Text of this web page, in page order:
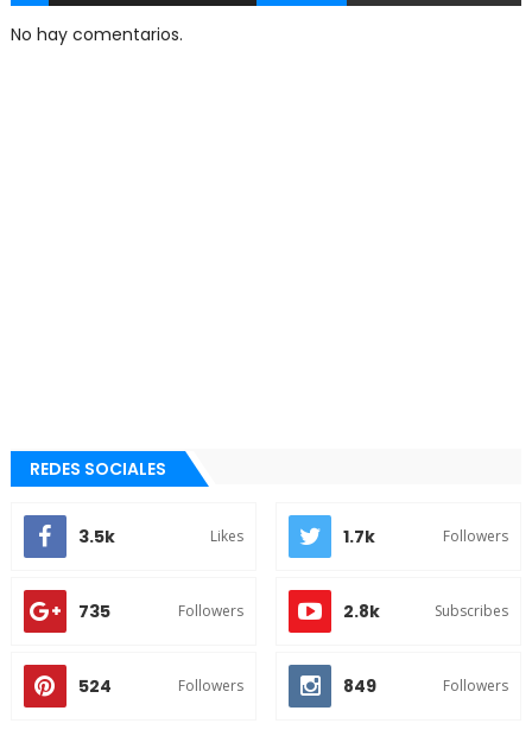
No hay comentarios.
REDES SOCIALES
3.5k Likes 1.7k Followers
735 Followers 2.8k Subscribes
524 Followers 849 Followers